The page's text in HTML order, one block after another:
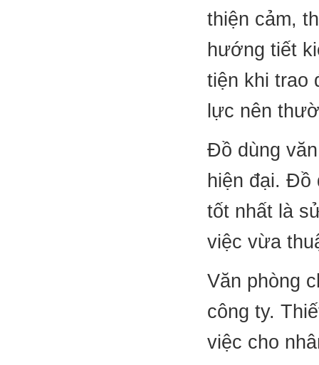
thiện cảm,
hướng tiết
tiện khi trao
lực nên
Đồ dùng
hiện đại. Đồ
tốt nhất là
việc vừa
Văn phòng
công ty.
việc cho